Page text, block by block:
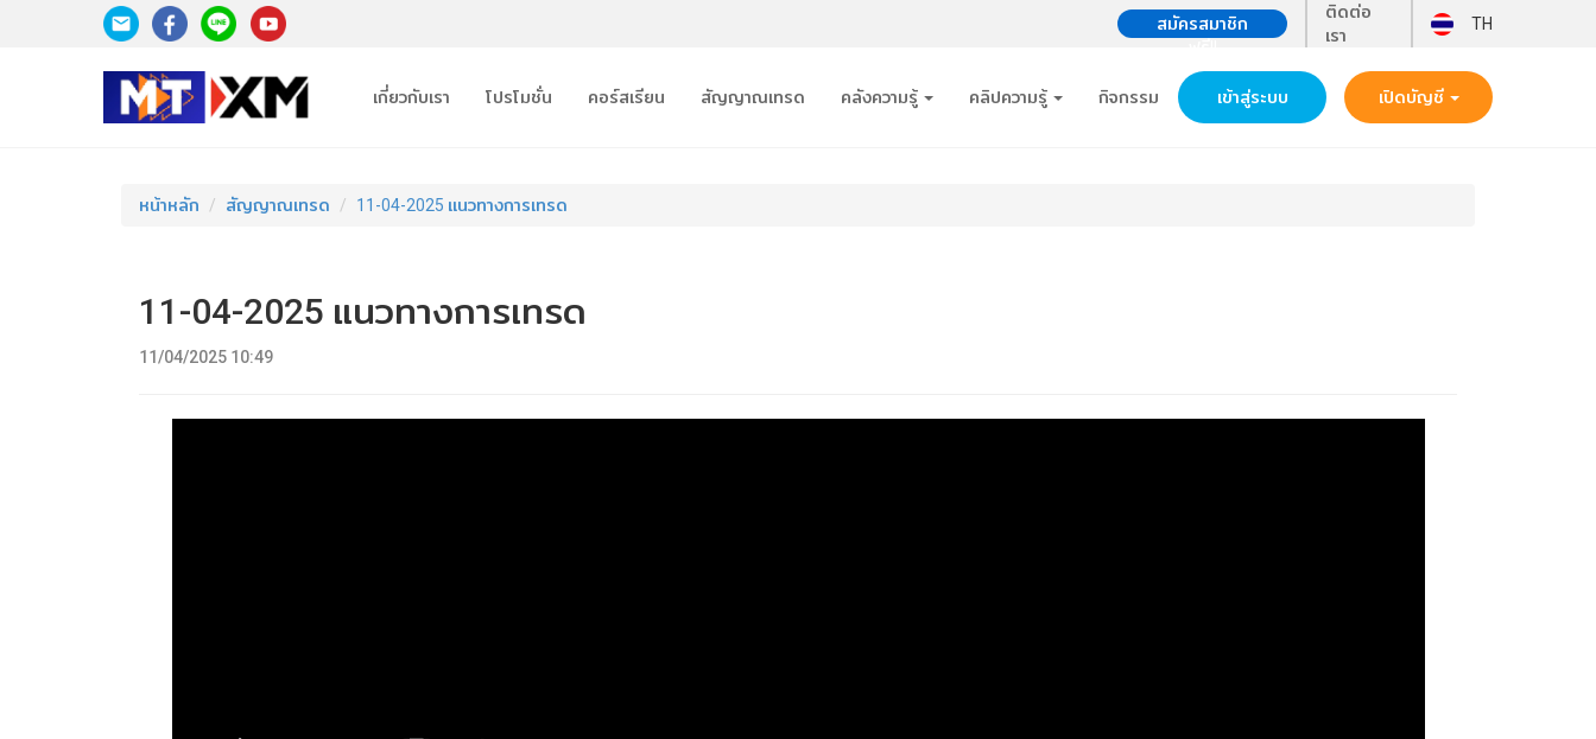
สมัครสมาชิก
ติดต่อ
เรา
TH
เกี่ยวกับเรา โปรโมชั่น คอร์สเรียน สัญญาณเทรด คลังความรู้ คลิปความรู้ กิจกรรม เข้าสู่ระบบ เปิดบัญชี
หน้าหลัก สัญญาณเทรด 11-04-2025 แนวทางการเทรด
11-04-2025 แนวทางการเทรด
11/04/2025 10:49